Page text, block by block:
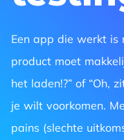
Een app die werkt is
product moet
het laden!?” of “Oh,
je wilt voorkomen.
pains (slechte